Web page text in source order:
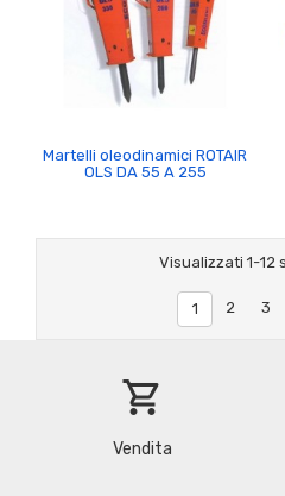
Martelli oleodinamici ROTAIR
OLS DA 55 A 255
Visualizzati 1-12
1 2 3
shopping_cart
Vendita